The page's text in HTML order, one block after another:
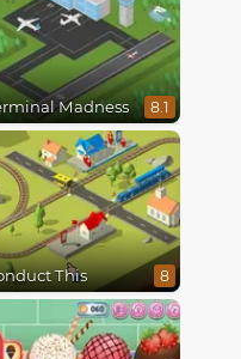
Madness 8.1
This 8